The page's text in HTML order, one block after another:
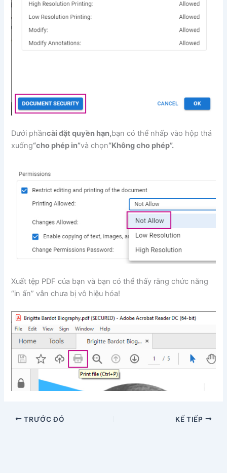
Dưới phầncài đặt quyền hạn,bạn có thể nhấp vào hộp thả
xuống“cho phép in”và chọn“Không cho phép”.
Xuất tệp PDF của bạn và bạn có thể thấy rằng chức năng
“in ấn” vẫn chưa bị vô hiệu hóa!
TRƯỚC ĐÓ KẾ TIẾP